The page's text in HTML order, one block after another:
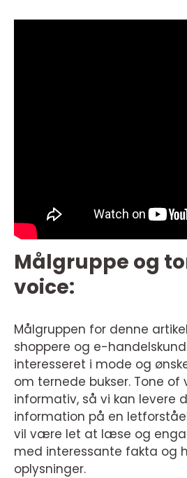
Målgruppe og
voice:
Målgruppen for denne
shoppere og e-
interesseret i mode og
om ternede bukser. Tone of
informativ, så vi kan levere
information på en
vil være let at læse og
med interessante fakta og
oplysninger.